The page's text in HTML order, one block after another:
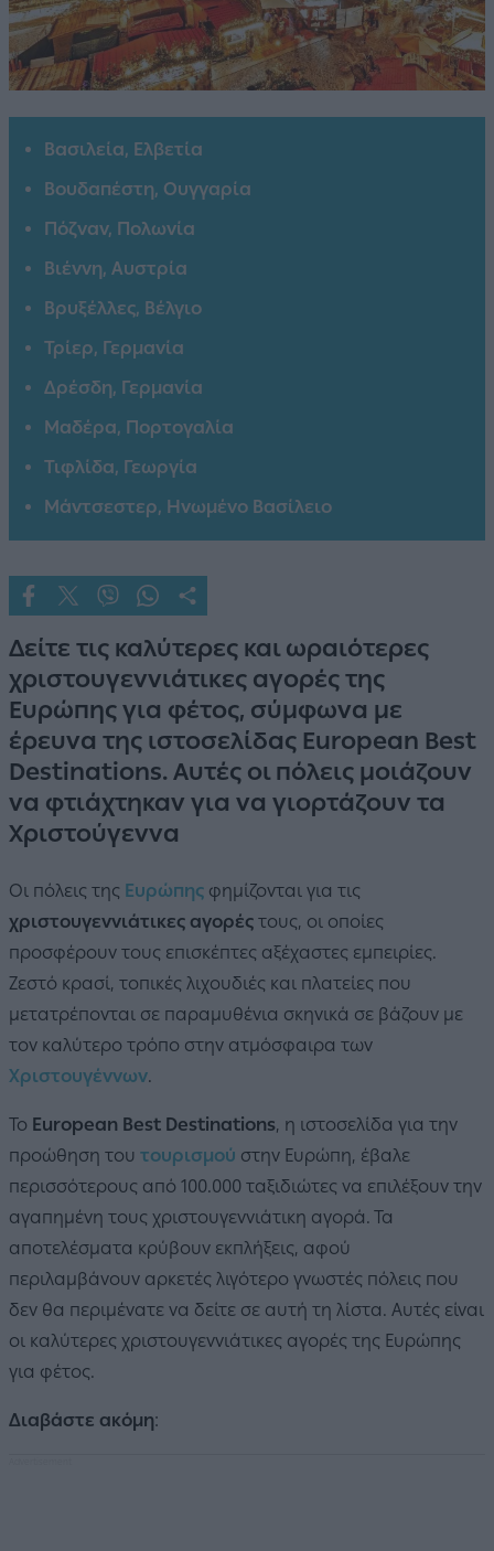
Βασιλεία, Ελβετία
Βουδαπέστη, Ουγγαρία
Πόζναν, Πολωνία
Βιέννη, Αυστρία
Βρυξέλλες, Βέλγιο
Τρίερ, Γερμανία
Δρέσδη, Γερμανία
Μαδέρα, Πορτογαλία
Τιφλίδα, Γεωργία
Μάντσεστερ, Ηνωμένο Βασίλειο
Δείτε τις καλύτερες και ωραιότερες
χριστουγεννιάτικες αγορές της
Ευρώπης για φέτος, σύμφωνα με
έρευνα της ιστοσελίδας European Best
Destinations. Αυτές οι πόλεις μοιάζουν
να φτιάχτηκαν για να γιορτάζουν τα
Χριστούγεννα
Οι πόλεις της Ευρώπης φημίζονται για τις
χριστουγεννιάτικες αγορές τους, οι οποίες
προσφέρουν τους επισκέπτες αξέχαστες εμπειρίες.
Ζεστό κρασί, τοπικές λιχουδιές και πλατείες που
μετατρέπονται σε παραμυθένια σκηνικά σε βάζουν με
τον καλύτερο τρόπο στην ατμόσφαιρα των
Χριστουγέννων.
Το European Best Destinations, η ιστοσελίδα για την
προώθηση του τουρισμού στην Ευρώπη, έβαλε
περισσότερους από 100.000 ταξιδιώτες να επιλέξουν την
αγαπημένη τους χριστουγεννιάτικη αγορά. Τα
αποτελέσματα κρύβουν εκπλήξεις, αφού
περιλαμβάνουν αρκετές λιγότερο γνωστές πόλεις που
δεν θα περιμένατε να δείτε σε αυτή τη λίστα. Αυτές είναι
οι καλύτερες χριστουγεννιάτικες αγορές της Ευρώπης
για φέτος.
Διαβάστε ακόμη: